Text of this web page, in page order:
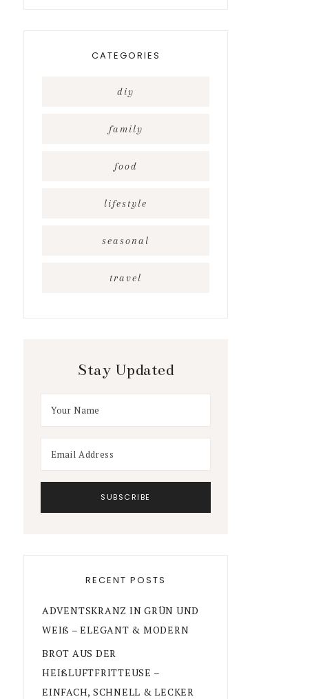
CATEGORIES
diy
family
food
lifestyle
seasonal
travel
Stay Updated
RECENT POSTS
ADVENTSKRANZ IN GRÜN UND
WEIß – ELEGANT & MODERN
BROT AUS DER
HEIßLUFTFRITTEUSE –
EINFACH, SCHNELL & LECKER